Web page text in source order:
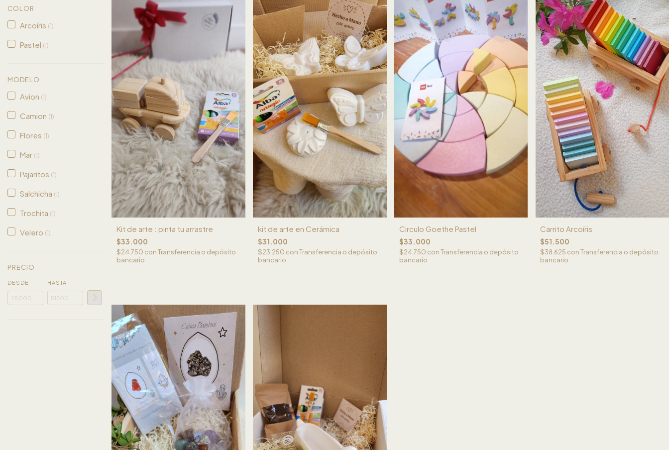
COLOR
Arcoíris (1)
Pastel (1)
MODELO
Avion (1)
Camion (1)
Flores (1)
Mar (1)
Pajaritos (1)
Salchicha (1)
Trochita (1)
Velero (1)
PRECIO
DESDE HASTA
Kit de arte : pinta tu arrastre
$33.000
$24.750 conTransferencia o depósito
bancario
kit de arte en Cerámica
$31.000
$23.250 conTransferencia o depósito
bancario
Circulo Goethe Pastel
$33.000
$24.750 conTransferencia o depósito
bancario
Carrito Arcoíris
$51.500
$38.625 con Transferencia o depósito
bancario